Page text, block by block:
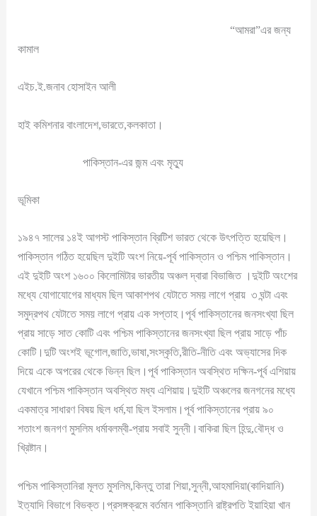
“আমরা”এর জন্য
কামাল
এইচ.ই.জনাব হোসাইন আলী
হাই কমিশনার বাংলাদেশ,ভারতে,কলকাতা।
পাকিস্তান-এর জন্ম এবং মৃত্যু
ভূমিকা
১৯৪৭ সালের ১৪ই আগস্ট পাকিস্তান ব্রিটিশ ভারত থেকে উৎপত্তি হয়েছিল।
পাকিস্তান গঠিত হয়েছিল দুইটি অংশ নিয়ে-পূর্ব পাকিস্তান ও পশ্চিম পাকিস্তান।
এই দুইটি অংশ ১৬০০ কিলোমিটার ভারতীয় অঞ্চল দ্বারা বিভাজিত ।দুইটি অংশের
মধ্যে যোগাযোগের মাধ্যম ছিল আকাশপথ যেটাতে সময় লাগে প্রায় ৩ ঘন্টা এবং
সমুদ্রপথ যেটাতে সময় লাগে প্রায় এক সপ্তাহ।পূর্ব পাকিস্তানের জনসংখ্যা ছিল
প্রায় সাড়ে সাত কোটি এবং পশ্চিম পাকিস্তানের জনসংখ্যা ছিল প্রায় সাড়ে পাঁচ
কোটি।দুটি অংশই ভূগোল,জাতি,ভাষা,সংস্কৃতি,রীতি-নীতি এবং অভ্যাসের দিক
দিয়ে একে অপরের থেকে ভিন্ন ছিল।পূর্ব পাকিস্তান অবস্থিত দক্ষিন-পূর্ব এশিয়ায়
যেখানে পশ্চিম পাকিস্তান অবস্থিত মধ্য এশিয়ায়।দুইটি অঞ্চলের জনগনের মধ্যে
একমাত্র সাধারণ বিষয় ছিল ধর্ম,যা ছিল ইসলাম।পূর্ব পাকিস্তানের প্রায় ৯০
শতাংশ জনগণ মুসলিম ধর্মাবলম্বী-প্রায় সবাই সুন্নী।বাকিরা ছিল হিন্দু,বৌদ্ধ ও
খ্রিষ্টান।
পশ্চিম পাকিস্তানিরা মূলত মুসলিম,কিন্তু তারা শিয়া,সুন্নী,আহমাদিয়া(কাদিয়ানি)
ইত্যাদি বিভাগে বিভক্ত।প্রসঙ্গক্রমে বর্তমান পাকিস্তানি রাষ্ট্রপতি ইয়াহিয়া খান